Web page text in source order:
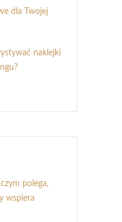
dla Twojej
naklejki
polega,
wspiera